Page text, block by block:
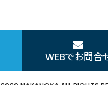
WEBでお問合